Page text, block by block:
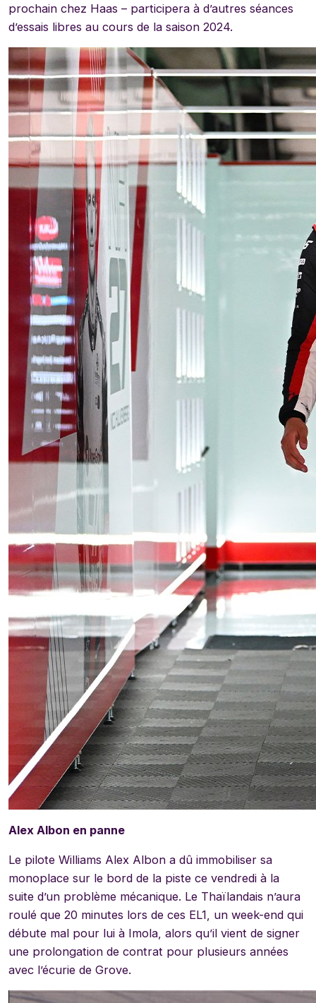
prochain chez Haas – participera à d’autres séances
d’essais libres au cours de la saison 2024.
Alex Albon en panne
Le pilote Williams Alex Albon a dû immobiliser sa
monoplace sur le bord de la piste ce vendredi à la
suite d’un problème mécanique. Le Thaïlandais n’aura
roulé que 20 minutes lors de ces EL1, un week-end qui
débute mal pour lui à Imola, alors qu’il vient de signer
une prolongation de contrat pour plusieurs années
avec l’écurie de Grove.